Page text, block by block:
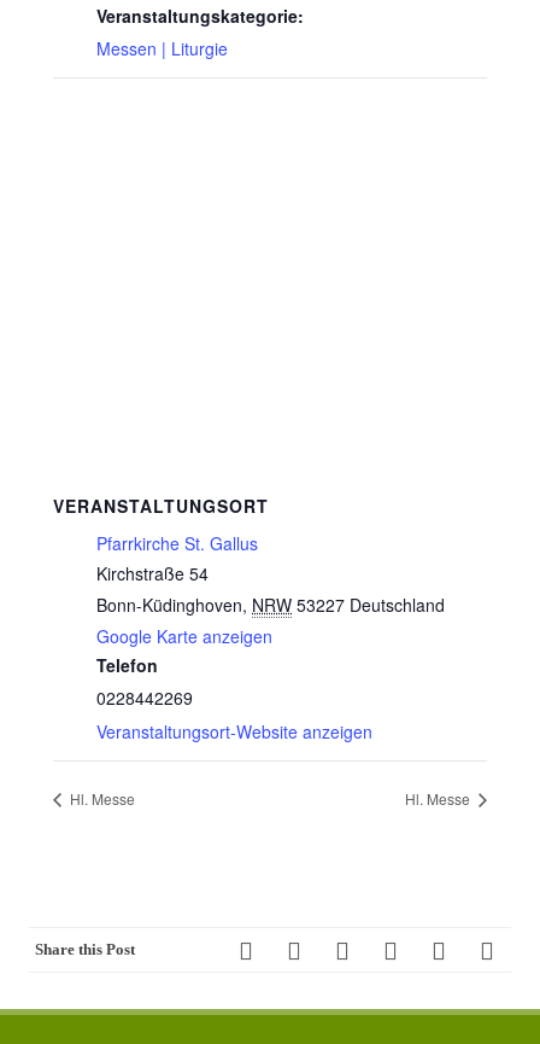
Veranstaltungskategorie:
Messen | Liturgie
VERANSTALTUNGSORT
Pfarrkirche St. Gallus
Kirchstraße 54
Bonn-Küdinghoven, NRW 53227 Deutschland
Google Karte anzeigen
Telefon
0228442269
Veranstaltungsort-Website anzeigen
Hl. Messe Hl. Messe
Share this Post